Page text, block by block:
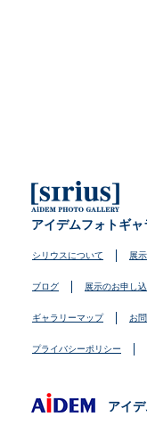
アイデムフォトギ
シリウスについて 展
ブログ 展示のお申し
ギャラリーマップ お
プライバシーポリシー
アイ